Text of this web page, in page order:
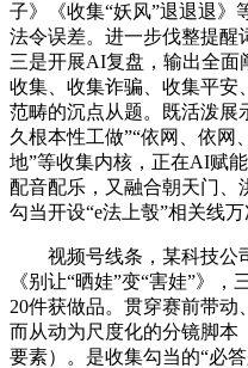
子》《收集“妖风”退退退》
法令误差。进一步伐整提醒
三是开展AI复盘，输出全面
收集、收集诈骗、收集平安
范畴的沉点从题。既活泼展
久根本性工做”“依网、依网
地”等收集内核，正在AI赋
配音配乐，又融合朝天门、
勾当开设“e法上彀”相关线万
视频号线条，某科技公
《别让“晒娃”变“害娃”》
20件获做品。贯穿赛前带
而从动为尺度化的分镜脚本
要素）。是收集勾当的“必